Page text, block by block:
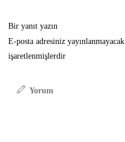
Bir yanıt yazın
E-posta adresiniz yayınlanmayacak.
işaretlenmişlerdir